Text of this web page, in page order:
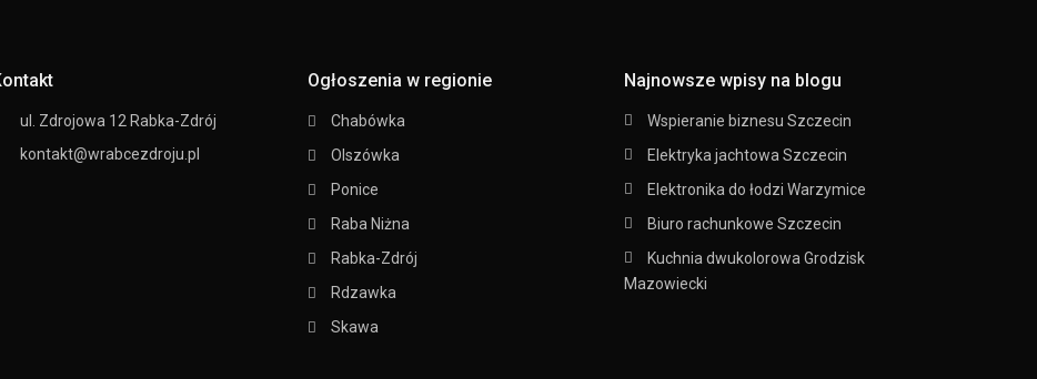
ul. Zdrojowa 12 Rabka-Zdrój
kontakt@wrabcezdroju.pl
Ogłoszenia w regionie
Chabówka
Olszówka
Ponice
Raba Niżna
Rabka-Zdrój
Rdzawka
Skawa
Najnowsze wpisy na blogu
Wspieranie biznesu Szczecin
Elektryka jachtowa Szczecin
Elektronika do łodzi Warzymice
Biuro rachunkowe Szczecin
Kuchnia dwukolorowa Grodzisk
Mazowiecki